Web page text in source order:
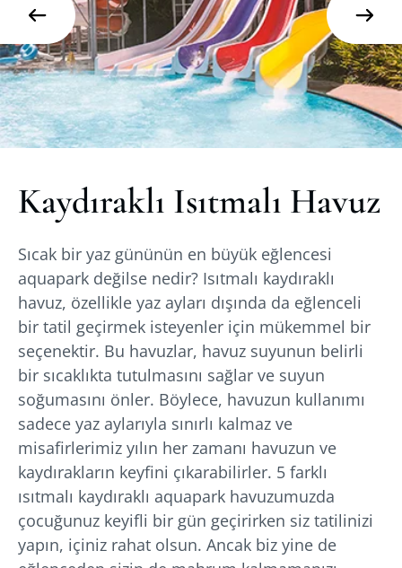
Kaydıraklı Isıtmalı Havuz
Sıcak bir yaz gününün en büyük eğlencesi
aquapark değilse nedir? Isıtmalı kaydıraklı
havuz, özellikle yaz ayları dışında da eğlenceli
bir tatil geçirmek isteyenler için mükemmel bir
seçenektir. Bu havuzlar, havuz suyunun belirli
bir sıcaklıkta tutulmasını sağlar ve suyun
soğumasını önler. Böylece, havuzun kullanımı
sadece yaz aylarıyla sınırlı kalmaz ve
misafirlerimiz yılın her zamanı havuzun ve
kaydırakların keyfini çıkarabilirler. 5 farklı
ısıtmalı kaydıraklı aquapark havuzumuzda
çocuğunuz keyifli bir gün geçirirken siz tatilinizi
yapın, içiniz rahat olsun. Ancak biz yine de